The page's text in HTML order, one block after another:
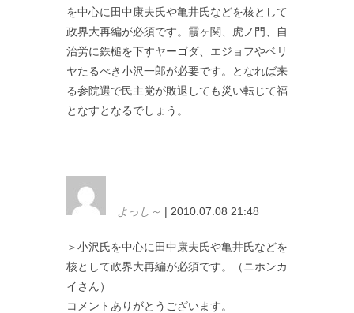
を中心に田中康夫氏や亀井氏などを核として
政界大再編が必須です。霞ヶ関、虎ノ門、自
治労に鉄槌を下すヤーゴダ、エジョフやベリ
ヤたるべき小沢一郎が必要です。となれば来
る参院選で民主党が敗退しても災い転じて福
となすとなるでしょう。
よっし～ | 2010.07.08 21:48
＞小沢氏を中心に田中康夫氏や亀井氏などを
核として政界大再編が必須です。（ニホンカ
イさん）
コメントありがとうございます。